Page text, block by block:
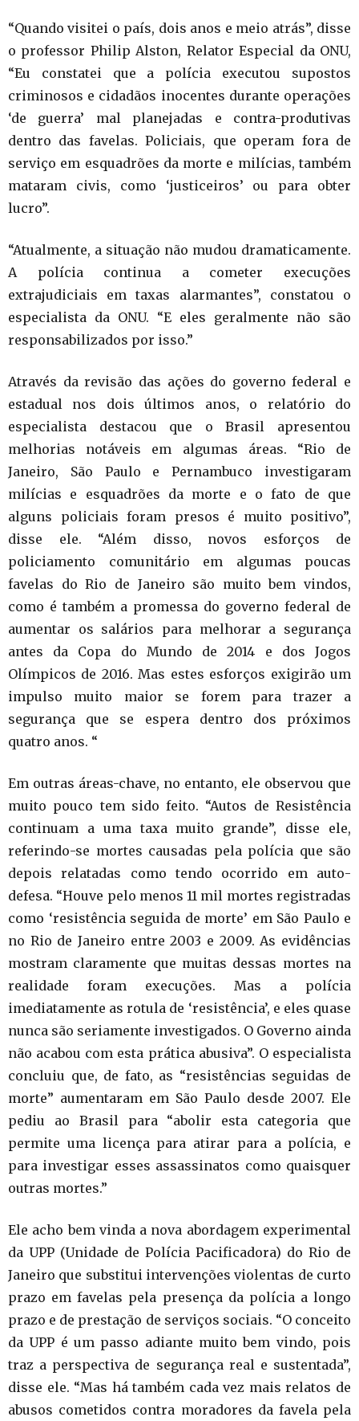
“Quando visitei o país, dois anos e meio atrás”, disse
o professor Philip Alston, Relator Especial da ONU,
“Eu constatei que a polícia executou supostos
criminosos e cidadãos inocentes durante operações
‘de guerra’ mal planejadas e contra-produtivas
dentro das favelas. Policiais, que operam fora de
serviço em esquadrões da morte e milícias, também
mataram civis, como ‘justiceiros’ ou para obter
lucro”.
“Atualmente, a situação não mudou dramaticamente.
A polícia continua a cometer execuções
extrajudiciais em taxas alarmantes”, constatou o
especialista da ONU. “E eles geralmente não são
responsabilizados por isso.”
Através da revisão das ações do governo federal e
estadual nos dois últimos anos, o relatório do
especialista destacou que o Brasil apresentou
melhorias notáveis em algumas áreas. “Rio de
Janeiro, São Paulo e Pernambuco investigaram
milícias e esquadrões da morte e o fato de que
alguns policiais foram presos é muito positivo”,
disse ele. “Além disso, novos esforços de
policiamento comunitário em algumas poucas
favelas do Rio de Janeiro são muito bem vindos,
como é também a promessa do governo federal de
aumentar os salários para melhorar a segurança
antes da Copa do Mundo de 2014 e dos Jogos
Olímpicos de 2016. Mas estes esforços exigirão um
impulso muito maior se forem para trazer a
segurança que se espera dentro dos próximos
quatro anos. “
Em outras áreas-chave, no entanto, ele observou que
muito pouco tem sido feito. “Autos de Resistência
continuam a uma taxa muito grande”, disse ele,
referindo-se mortes causadas pela polícia que são
depois relatadas como tendo ocorrido em auto-
defesa. “Houve pelo menos 11 mil mortes registradas
como ‘resistência seguida de morte’ em São Paulo e
no Rio de Janeiro entre 2003 e 2009. As evidências
mostram claramente que muitas dessas mortes na
realidade foram execuções. Mas a polícia
imediatamente as rotula de ‘resistência’, e eles quase
nunca são seriamente investigados. O Governo ainda
não acabou com esta prática abusiva”. O especialista
concluiu que, de fato, as “resistências seguidas de
morte” aumentaram em São Paulo desde 2007. Ele
pediu ao Brasil para “abolir esta categoria que
permite uma licença para atirar para a polícia, e
para investigar esses assassinatos como quaisquer
outras mortes.”
Ele acho bem vinda a nova abordagem experimental
da UPP (Unidade de Polícia Pacificadora) do Rio de
Janeiro que substitui intervenções violentas de curto
prazo em favelas pela presença da polícia a longo
prazo e de prestação de serviços sociais. “O conceito
da UPP é um passo adiante muito bem vindo, pois
traz a perspectiva de segurança real e sustentada”,
disse ele. “Mas há também cada vez mais relatos de
abusos cometidos contra moradores da favela pela